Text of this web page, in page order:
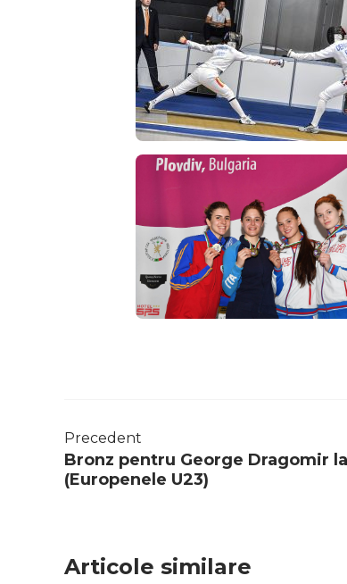
Precedent
Bronz pentru George Dragomir
(Europenele U23)
Articole similare